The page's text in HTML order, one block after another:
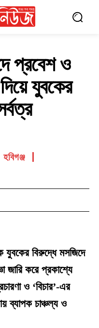
প্রবেশ ও
যুবকের
হবিগঞ্জ
যুবকের বিরুদ্ধে মসজিদে
জারি করে প্রকাশ্যে
ও ‘বিচার’-এর
ব্যাপক চাঞ্চল্য ও